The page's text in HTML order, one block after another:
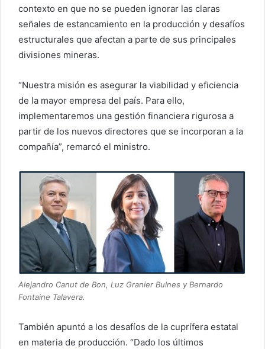
contexto en que no se pueden ignorar las claras
señales de estancamiento en la producción y desafíos
estructurales que afectan a parte de sus principales
divisiones mineras.
“Nuestra misión es asegurar la viabilidad y eficiencia
de la mayor empresa del país. Para ello,
implementaremos una gestión financiera rigurosa a
partir de los nuevos directores que se incorporan a la
compañía”, remarcó el ministro.
Alejandro Canut de Bon, Luz Granier Bulnes y Bernardo
Fontaine Talavera.
También apuntó a los desafíos de la cuprífera estatal
en materia de producción. “Dado los últimos